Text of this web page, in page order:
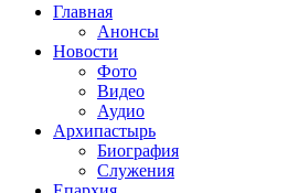
Главная
Анонсы
Новости
Фото
Видео
Аудио
Архипастырь
Биография
Служения